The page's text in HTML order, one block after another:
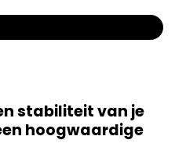
stabiliteit van je
hoogwaardige